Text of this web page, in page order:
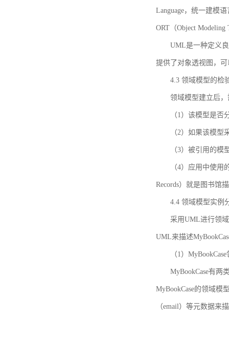
Language，统一建模
ORT（Object
UML是一种定义
提供了对象透视图，
4.3 领域模型的检
领域模型建立后
（1）该模型是
（2）如果该模
（3）被引用的模
（4）应用中使用
Records）就是图书馆
4.4 领域模型实例
采用UML进行领
UML来描述
（1）
MyBookCase有两
MyBookCase的领域模
（email）等元数据来